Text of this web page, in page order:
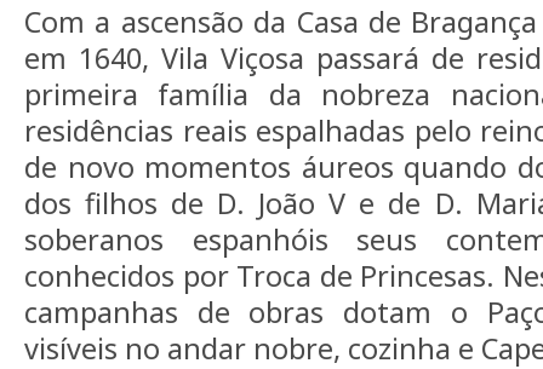
Com a ascensão da Casa de
em 1640, Vila Viçosa passará de
primeira família da nobreza
residências reais espalhadas pelo
de novo momentos áureos quando
dos filhos de D. João V e de D.
soberanos espanhóis seus
conhecidos por Troca de Princesas.
campanhas de obras dotam o
visíveis no andar nobre, cozinha e